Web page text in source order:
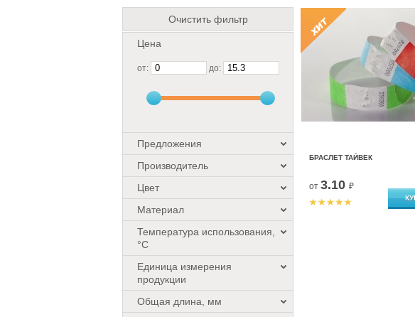
Очистить фильтр
Цена
от: до:
Предложения
Производитель
Цвет
Материал
Температура использования,
°C
Единица измерения
продукции
Общая длина, мм
БРАСЛЕТ ТАЙВЕК
от 3.10 ₽